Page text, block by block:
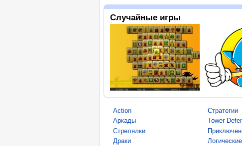
Случайные игры
Action
Аркады
Стрелялки
Драки
Стратегии
Tower
Логические